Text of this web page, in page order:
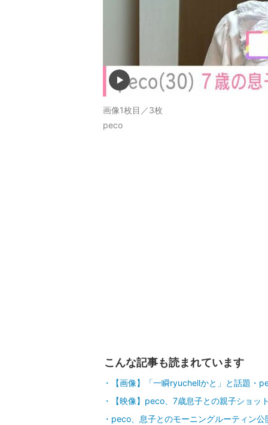
画像1枚目／3枚
peco
こんな記事も読まれています
【画像】「一瞬ryuchellかと」と話題・
【映像】peco、7歳息子との親子ショッ
peco、息子とのモーニングルーティン